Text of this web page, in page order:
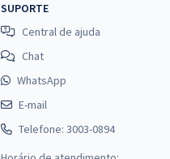
SUPORTE
Central de ajuda
Chat
WhatsApp
E-mail
Telefone: 3003-0894